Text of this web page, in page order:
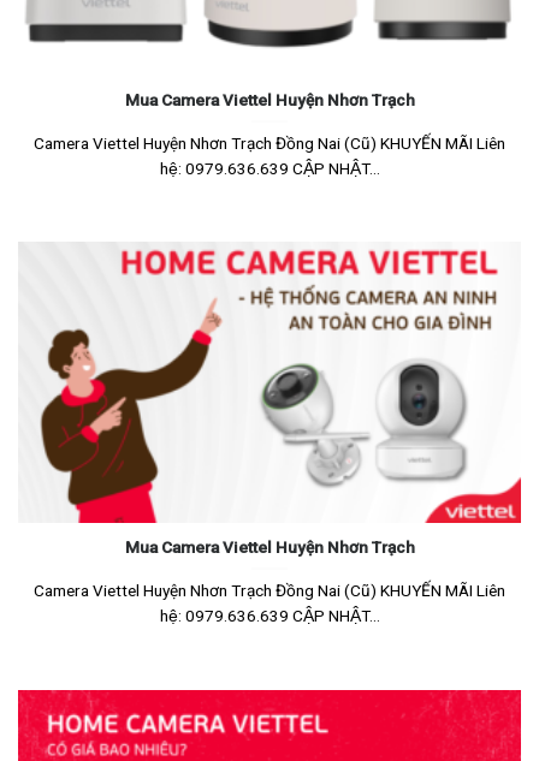
Mua Camera Viettel Huyện Nhơn Trạch
Camera Viettel Huyện Nhơn Trạch Đồng Nai (Cũ) KHUYẾN MÃI Liên
hệ: 0979.636.639 CẬP NHẬT...
Mua Camera Viettel Huyện Nhơn Trạch
Camera Viettel Huyện Nhơn Trạch Đồng Nai (Cũ) KHUYẾN MÃI Liên
hệ: 0979.636.639 CẬP NHẬT...